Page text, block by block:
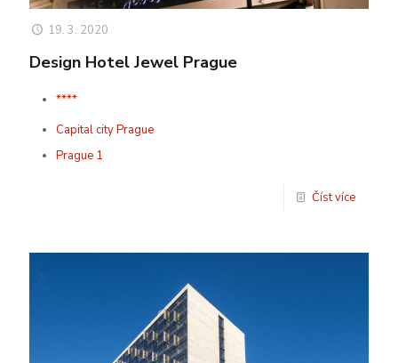
19. 3. 2020
Design Hotel Jewel Prague
****
Capital city Prague
Prague 1
Číst více